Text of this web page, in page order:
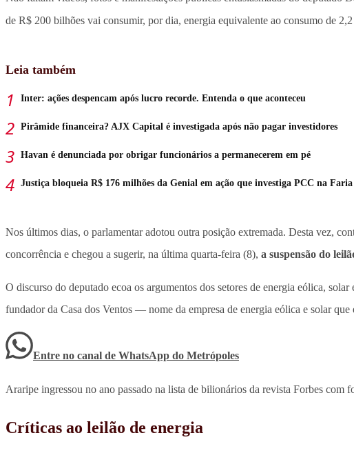
de R$ 200 bilhões vai consumir, por dia, energia equivalente ao consumo de 2,2
Leia também
Inter: ações despencam após lucro recorde. Entenda o que aconteceu
Pirâmide financeira? AJX Capital é investigada após não pagar investidores
Havan é denunciada por obrigar funcionários a permanecerem em pé
Justiça bloqueia R$ 176 milhões da Genial em ação que investiga PCC na
Nos últimos dias, o parlamentar adotou outra posição extremada. Desta vez,
concorrência e chegou a sugerir, na última quarta-feira (8), a suspensão do
O discurso do deputado ecoa os argumentos dos setores de energia eólica,
fundador da Casa dos Ventos — nome da empresa de energia eólica e solar
Entre no canal de WhatsApp do Metrópoles
Araripe ingressou no ano passado na lista de bilionários da revista Forbes com
Críticas ao leilão de energia